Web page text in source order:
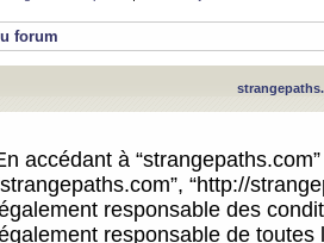
forum
accédant à
“http://
responsable des
responsable de